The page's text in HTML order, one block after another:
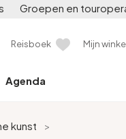
Groepen en
Reisboek Mijn
Agenda
kunst
>